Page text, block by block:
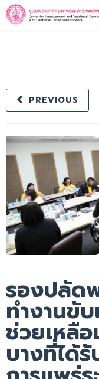
PREVIOUS
รองปลัด
ทำงานขั
ช่วยเหลือ
บางที่ได้